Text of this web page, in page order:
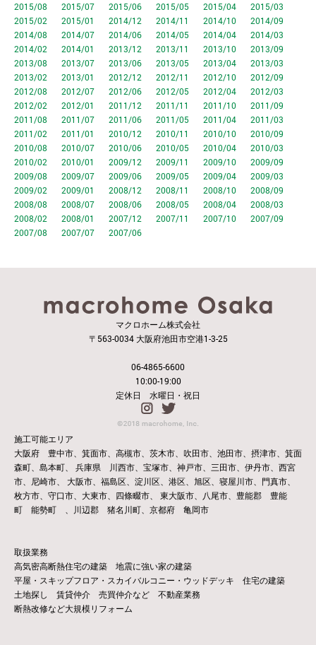
2015/08
2015/07 2015/06 2015/05 2015/04
2015/03
2015/02
2015/01 2014/12 2014/11 2014/10
2014/09
2014/08
2014/07 2014/06 2014/05 2014/04
2014/03
2014/02
2014/01 2013/12 2013/11 2013/10
2013/09
2013/08
2013/07 2013/06 2013/05 2013/04
2013/03
2013/02
2013/01 2012/12 2012/11 2012/10
2012/09
2012/08
2012/07 2012/06 2012/05 2012/04
2012/03
2012/02
2012/01 2011/12 2011/11 2011/10
2011/09
2011/08
2011/07 2011/06 2011/05 2011/04
2011/03
2011/02
2011/01 2010/12 2010/11 2010/10
2010/09
2010/08
2010/07 2010/06 2010/05 2010/04
2010/03
2010/02
2010/01 2009/12 2009/11 2009/10
2009/09
2009/08
2009/07 2009/06 2009/05 2009/04
2009/03
2009/02
2009/01 2008/12 2008/11 2008/10
2008/09
2008/08
2008/07 2008/06 2008/05 2008/04
2008/03
2008/02
2008/01 2007/12 2007/11 2007/10
2007/09
2007/08
2007/07 2007/06
マクロホーム株式会社
〒563-0034 大阪府池田市空港1-3-25
06-4865-6600
10:00-19:00
定休日 水曜日・祝日
施工可能エリア
大阪府 豊中市、箕面市、高槻市、茨木市、吹田市、池田市、摂津市、箕面
森町、島本町、
兵庫県 川西市、宝塚市、神戸市、三田市、伊丹市、西宮
市、尼崎市、
大阪市、福島区、淀川区、港区、旭区、寝屋川市、門真市、
枚方市、守口市、大東市、四條畷市、
東大阪市、八尾市、豊能郡 豊能
町 能勢町 、川辺郡 猪名川町、京都府 亀岡市
取扱業務
高気密高断熱住宅の建築 地震に強い家の建築
平屋・スキップフロア・スカイバルコニー・ウッドデッキ 住宅の建築
土地探し 賃貸仲介 売買仲介など 不動産業務
断熱改修など大規模リフォーム